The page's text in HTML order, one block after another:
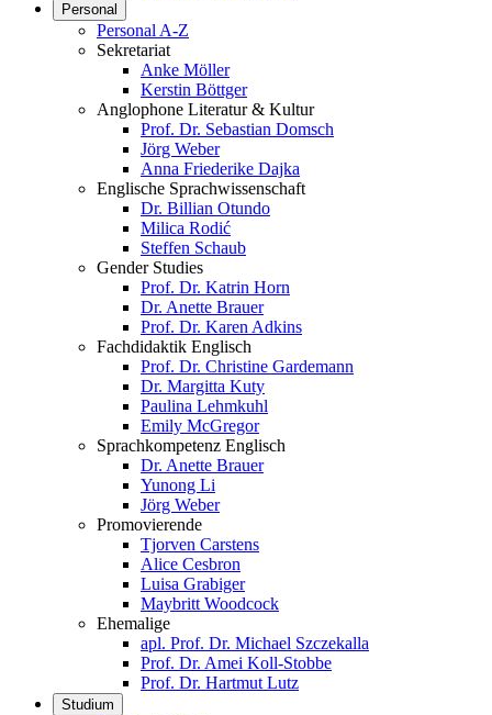
Personal
Personal A-Z
Sekretariat
Anke Möller
Kerstin Böttger
Anglophone Literatur & Kultur
Prof. Dr. Sebastian Domsch
Jörg Weber
Anna Friederike Dajka
Englische Sprachwissenschaft
Dr. Billian Otundo
Milica Rodić
Steffen Schaub
Gender Studies
Prof. Dr. Katrin Horn
Dr. Anette Brauer
Prof. Dr. Karen Adkins
Fachdidaktik Englisch
Prof. Dr. Christine Gardemann
Dr. Margitta Kuty
Paulina Lehmkuhl
Emily McGregor
Sprachkompetenz Englisch
Dr. Anette Brauer
Yunong Li
Jörg Weber
Promovierende
Tjorven Carstens
Alice Cesbron
Luisa Grabiger
Maybritt Woodcock
Ehemalige
apl. Prof. Dr. Michael Szczekalla
Prof. Dr. Amei Koll-Stobbe
Prof. Dr. Hartmut Lutz
Studium